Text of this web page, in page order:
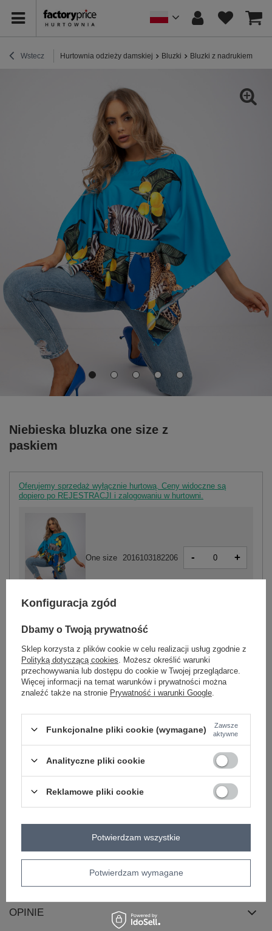
Wstecz Hurtownia odzieży damskiej Bluzki Bluzki z nadrukiem
Niebieska bluzka one size z
paskiem
Oferujemy sprzedaż wyłącznie hurtową. Ceny widoczne są
dopiero po REJESTRACJI i zalogowaniu w hurtowni.
niebieski
One size 2016103182206 - +
ZALOGUJ SIĘ I ZOBACZ CENĘ
Masz pytanie? Chętnie pomożemy.
+48 601 547 740 Zadaj pytanie
Kod produktu
DHJ-BZ-15735B.13
dominujący
nadruk motyw zwierzęcy
okrągły
rękaw
rękaw 3/4
materiał
poliester
OPIS PRODUKTU
OPINIE
Konfiguracja zgód
Dbamy o Twoją prywatność
Sklep korzysta z plików cookie w celu realizacji usług zgodnie z
Polityką dotyczącą cookies . Możesz określić warunki
przechowywania lub dostępu do cookie w Twojej przeglądarce.
Więcej informacji na temat warunków i prywatności można
znaleźć także na stronie Prywatność i warunki Google
Funkcjonalne pliki cookie (wymagane)
Zawsze
aktywne
Analityczne pliki cookie
Reklamowe pliki cookie
Potwierdzam wymagane
Potwierdzam wszystkie